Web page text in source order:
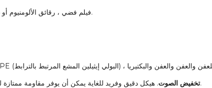
: فيلم PE ، فيلم فضي ، رقائق الألومنيوم أو غيرها.
تخفيض الصوت. هيكل دقيق وفريد للغاية يمكن أن يوفر مقاومة ممتازة للصدمات وأداء خفض الصوت.